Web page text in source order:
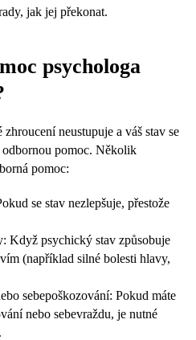
jak jej překonat.
psychologa
neustupuje a váš stav se
pomoc. Několik
pomoc:
se stav nezlepšuje, přestože
Když psychický stav způsobuje
(například silné bolesti hlavy,
sebepoškozování: Pokud máte
nebo sebevraždu, je nutné